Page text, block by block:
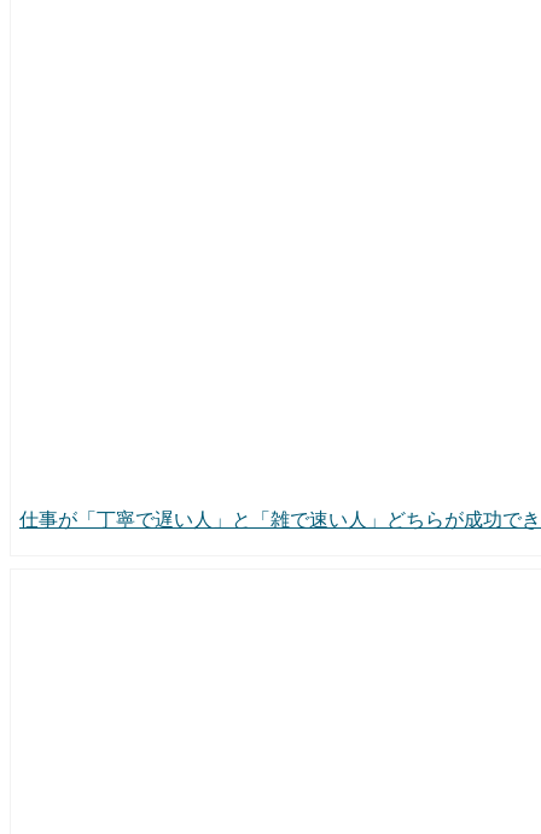
仕事が「丁寧で遅い人」と「雑で速い人」どちらが成功で